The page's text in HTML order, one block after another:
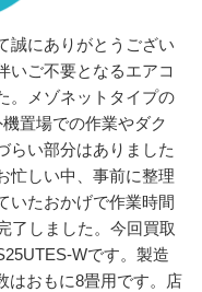
誠にありがとうござい
いご不要となるエアコ
。メゾネットタイプの
置場での作業やダク
らい部分はありました
忙しい中、事前に整理
いたおかげで作業時間
了しました。今回買取
Wです。製造
はおもに8畳用です。店